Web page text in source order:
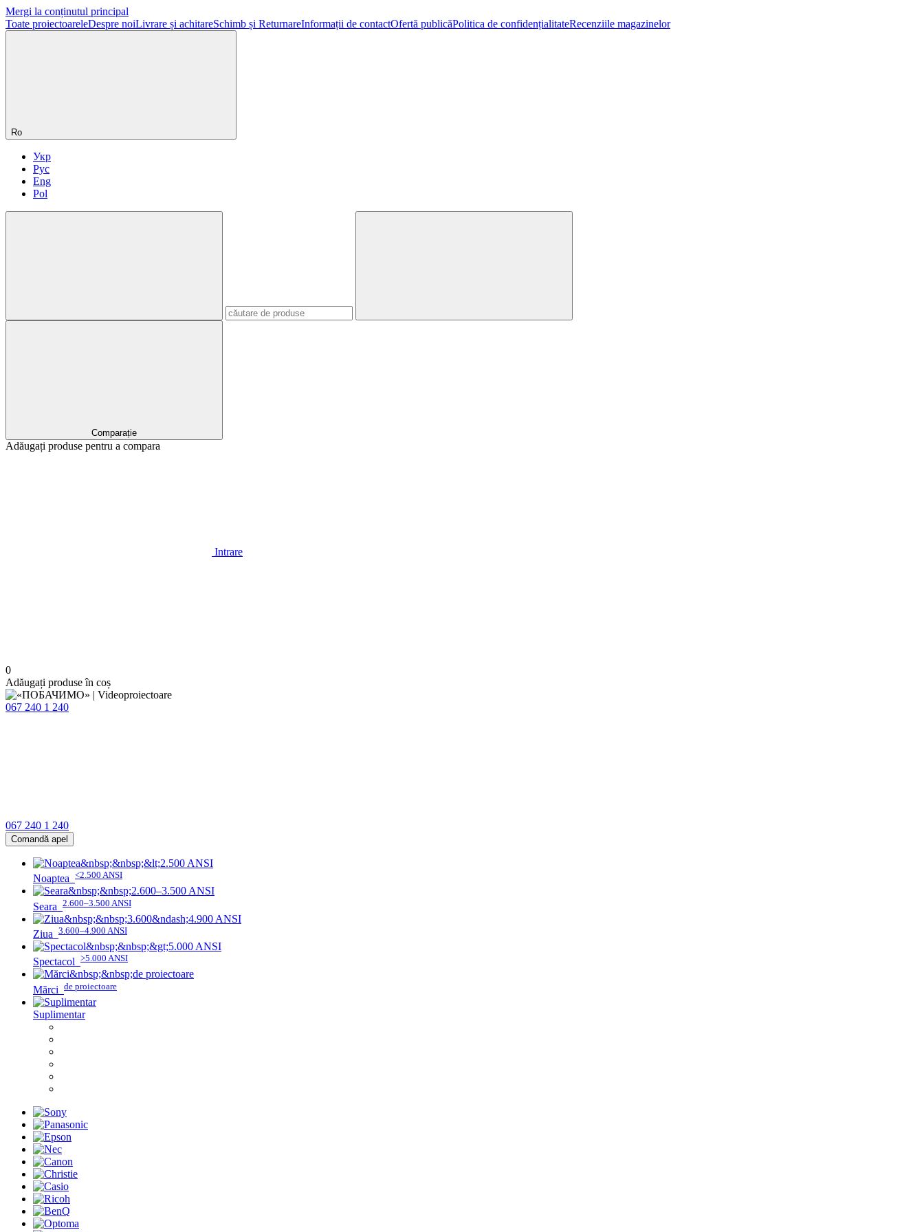
Mergi la conținutul principal
Toate proiectoareleDespre noiLivrare și achitareSchimb și ReturnareInformații de contactOfertă publicăPolitica de confidențialitateRecenziile magazinelor
Ro
Укр
Рус
Eng
Pol
Comparație
Adăugați produse pentru a compara
Intrare
0
Adăugați produse în coș
067 240 1 240
067 240 1 240
Comandă apel
Noaptea <2.500 ANSI
Seara 2.600–3.500 ANSI
Ziua 3.600–4.900 ANSI
Spectacol >5.000 ANSI
Mărci de proiectoare
Suplimentar